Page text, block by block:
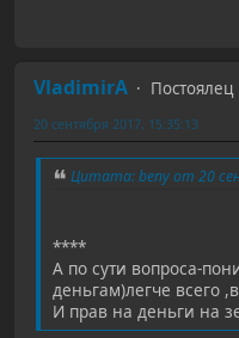
VladimirA
Постоялец
20 сентября 2017, 15:35:13
Цитата: beny от 20
****
А по сути вопроса-
деньгам)легче всего
И прав на деньги на